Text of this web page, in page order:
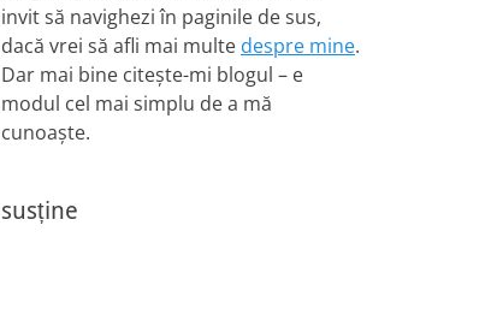
invit să navighezi în paginile de sus,
dacă vrei să afli mai multe despre mine.
Dar mai bine citește-mi blogul – e
modul cel mai simplu de a mă
cunoaște.
susține